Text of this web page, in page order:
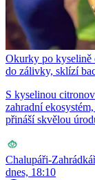
Okurky po kyselině
do zálivky, sklízí
S kyselinou
zahradní
přináší skvělou
Chalupáři-
dnes, 18:10